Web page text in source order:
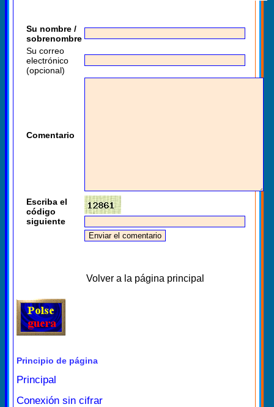
Su nombre /
sobrenombre
Su correo
electrónico
(opcional)
Comentario
Escriba el
código
siguiente
Volver a la página principal
Principio de página
Principal
Conexión sin cifrar